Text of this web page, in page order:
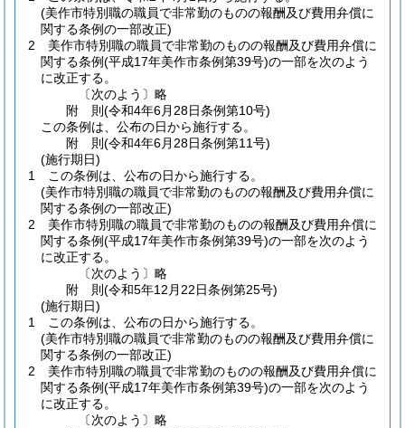
(美作市特別職の職員で非常勤のものの報酬及び費用弁償に
関する条例の一部改正)
2
美作市特別職の職員で非常勤のものの報酬及び費用弁償に
関する条例(平成17年美作市条例第39号)の一部を次のよう
に改正する。
〔次のよう〕略
附 則(令和4年6月28日条例第10号)
この条例は、公布の日から施行する。
附 則(令和4年6月28日条例第11号)
(施行期日)
1
この条例は、公布の日から施行する。
(美作市特別職の職員で非常勤のものの報酬及び費用弁償に
関する条例の一部改正)
2
美作市特別職の職員で非常勤のものの報酬及び費用弁償に
関する条例(平成17年美作市条例第39号)の一部を次のよう
に改正する。
〔次のよう〕略
附 則(令和5年12月22日条例第25号)
(施行期日)
1
この条例は、公布の日から施行する。
(美作市特別職の職員で非常勤のものの報酬及び費用弁償に
関する条例の一部改正)
2
美作市特別職の職員で非常勤のものの報酬及び費用弁償に
関する条例(平成17年美作市条例第39号)の一部を次のよう
に改正する。
〔次のよう〕略